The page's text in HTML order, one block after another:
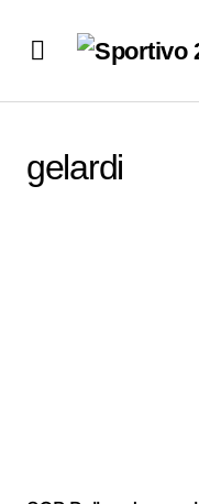
gelardi